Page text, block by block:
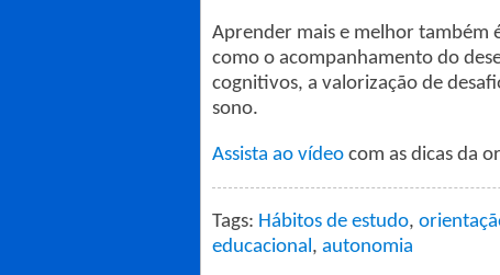
Aprender mais e melhor também
como o acompanhamento do
cognitivos, a valorização de
sono.
Assista ao vídeo com as dicas da
Tags: Hábitos de estudo,
educacional, autonomia